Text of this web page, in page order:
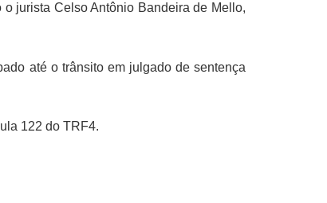
jurista Celso Antônio Bandeira de Mello,
até o trânsito em julgado de sentença
122 do TRF4.